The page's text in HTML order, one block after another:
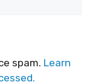
spam. Learn